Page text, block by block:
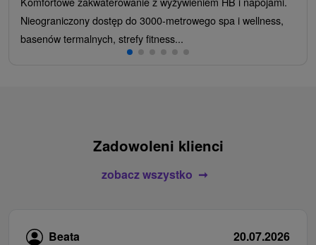
Nieograniczony dostęp do 3000-metrowego spa i wellness,
basenów termalnych, strefy fitness...
Zadowoleni klienci
zobacz wszystko
Beata 20.07.2026